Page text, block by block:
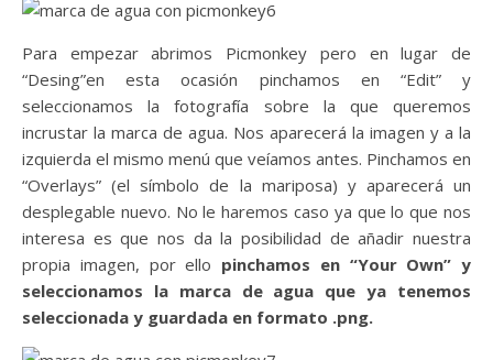
Para empezar abrimos Picmonkey pero en lugar de
“Desing”en esta ocasión pinchamos en “Edit” y
seleccionamos la fotografía sobre la que queremos
incrustar la marca de agua. Nos aparecerá la imagen y a la
izquierda el mismo menú que veíamos antes. Pinchamos en
“Overlays” (el símbolo de la mariposa) y aparecerá un
desplegable nuevo. No le haremos caso ya que lo que nos
interesa es que nos da la posibilidad de añadir nuestra
propia imagen, por ello pinchamos en “Your Own” y
seleccionamos la marca de agua que ya tenemos
seleccionada y guardada en formato .png.